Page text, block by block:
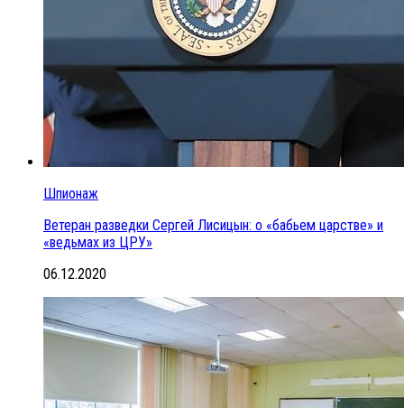
Шпионаж
Ветеран разведки Сергей Лисицын: о «бабьем царстве» и
«ведьмах из ЦРУ»
06.12.2020